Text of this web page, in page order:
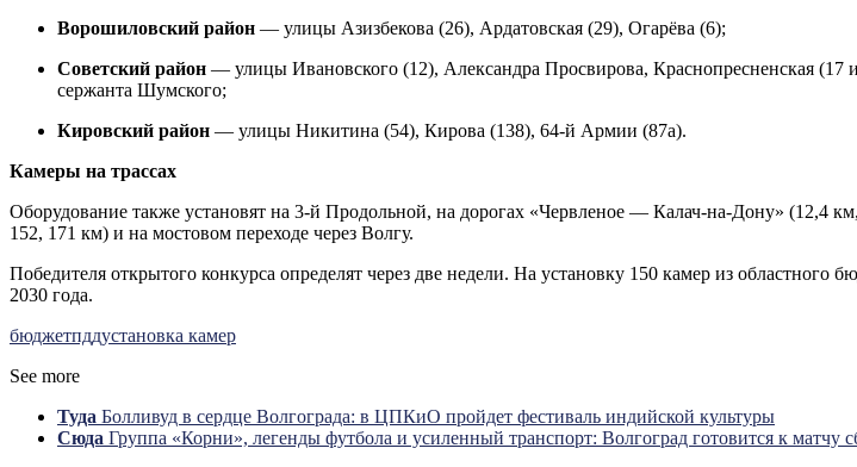
Ворошиловский район — улицы Азизбекова (26), Ардатовская (29), Огарёва (6);
Советский район — улицы Ивановского (12), Александра Просвирова, Краснопресненская (17
сержанта Шумского;
Кировский район — улицы Никитина (54), Кирова (138), 64-й Армии (87а).
Камеры на трассах
Оборудование также установят на 3-й Продольной, на дорогах «Червленое — Калач-на-Дону» (12,4
152, 171 км) и на мостовом переходе через Волгу.
Победителя открытого конкурса определят через две недели. На установку 150 камер из
2030 года.
бюджетпддустановка камер
See more
Туда Болливуд в сердце Волгограда: в ЦПКиО пройдет фестиваль индийской культуры
Сюда Группа «Корни», легенды футбола и усиленный транспорт: Волгоград готовится к матчу